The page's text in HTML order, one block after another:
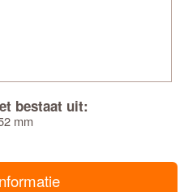
bestaat uit:
mm